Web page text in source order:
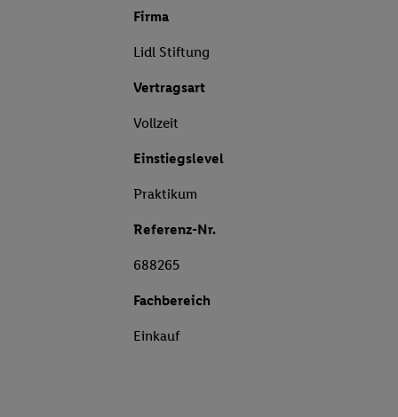
Firma
Lidl Stiftung
Vertragsart
Vollzeit
Einstiegslevel
Praktikum
Referenz-Nr.
688265
Fachbereich
Einkauf